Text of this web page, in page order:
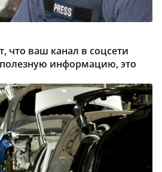
что ваш канал в соцсети
информацию, это